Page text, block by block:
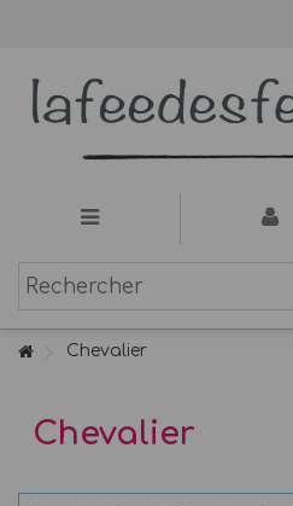
Chevalier
Chevalier